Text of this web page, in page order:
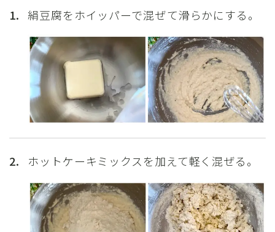
1. 絹豆腐をホイッパーで混ぜて滑らかにする。
2. ホットケーキミックスを加えて軽く混ぜる。